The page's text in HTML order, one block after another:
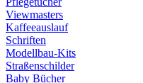
Viewmasters
Kaffeeauslauf
Schriften
Modellbau-Kits
Straßenschilder
Baby Bücher